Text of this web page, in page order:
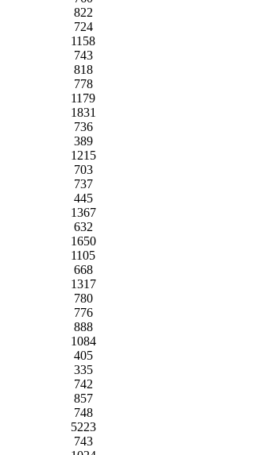
822
724
1158
743
818
778
1179
1831
736
389
1215
703
737
445
1367
632
1650
1105
668
1317
780
776
888
1084
405
335
742
857
748
5223
743